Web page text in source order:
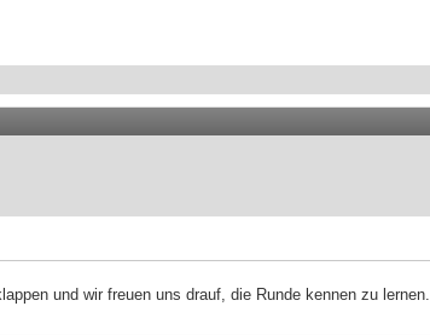
und wir freuen uns drauf, die Runde kennen zu lernen.